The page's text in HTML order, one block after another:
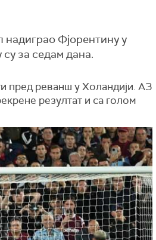
Фјорентину у
за седам дана.
пред реванш у Холандији. АЗ
резултат и са голом